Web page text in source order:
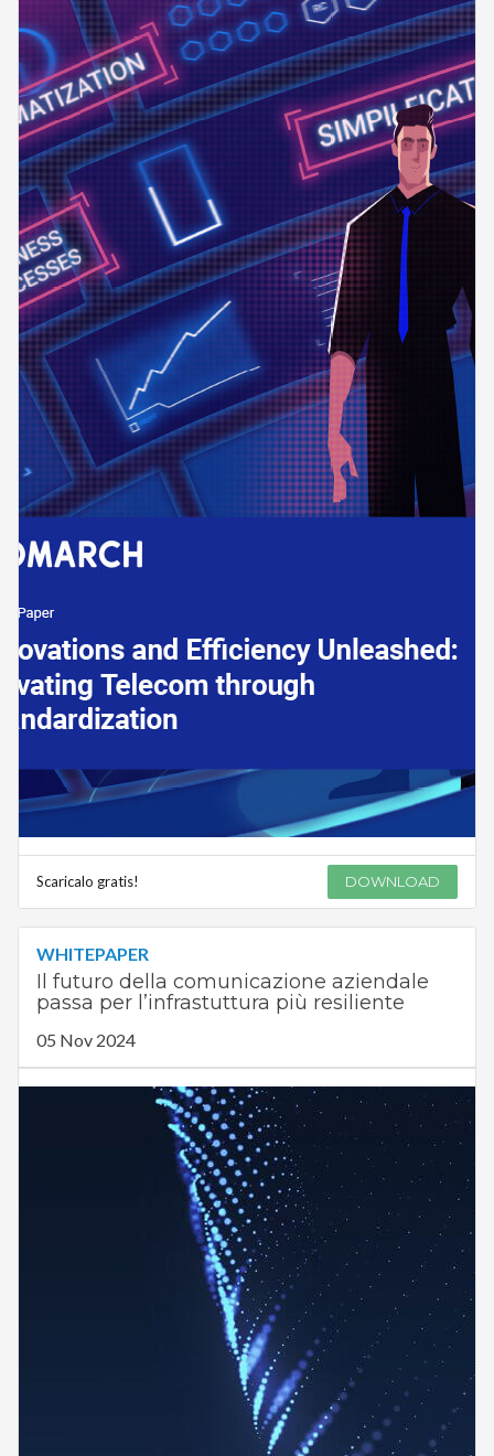
Scaricalo gratis! DOWNLOAD
WHITEPAPER
Il futuro della comunicazione aziendale
passa per l’infrastuttura più resiliente
05 Nov 2024